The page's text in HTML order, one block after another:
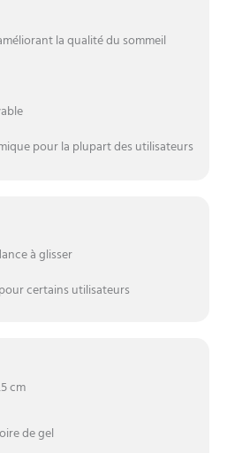
la qualité du sommeil
pour la plupart des utilisateurs
à glisser
certains utilisateurs
cm
de gel